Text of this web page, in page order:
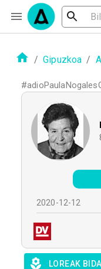
/ Gipuzkoa /
#
2020-12-12
LOREAK